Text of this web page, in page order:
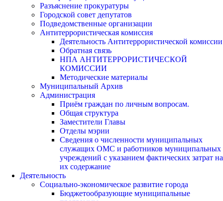
Разъяснение прокуратуры
Городской совет депутатов
Подведомственные организации
Антитеррористическая комиссия
Деятельность Антитеррористической комиссии
Обратная связь
НПА АНТИТЕРРОРИСТИЧЕСКОЙ
КОМИССИИ
Методические материалы
Муниципальный Архив
Администрация
Приём граждан по личным вопросам.
Общая структура
Заместители Главы
Отделы мэрии
Сведения о численности муниципальных
служащих ОМС и работников муниципальных
учреждений с указанием фактических затрат на
их содержание
Деятельность
Социально-экономическое развитие города
Бюджетообразующие муниципальные